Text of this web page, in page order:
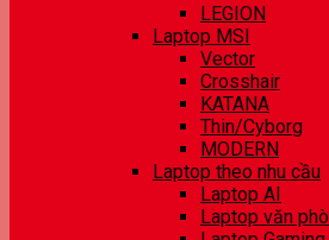
LEGION
Laptop MSI
Vector
Crosshair
KATANA
Thin/Cyborg
MODERN
Laptop theo nhu cầu
Laptop AI
Laptop văn